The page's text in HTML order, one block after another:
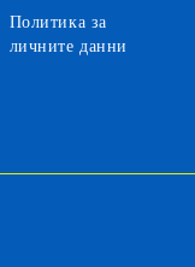
Политика за
личните данни